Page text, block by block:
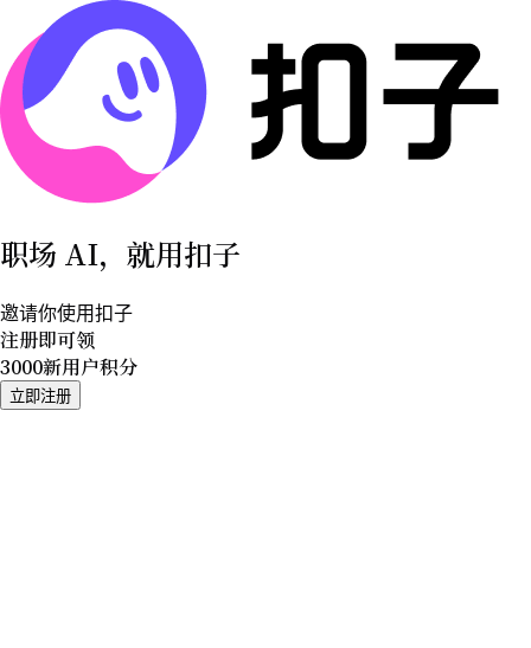
职场 AI，就用扣子
邀请你使用扣子
注册即可领
3000新用户积分
立即注册